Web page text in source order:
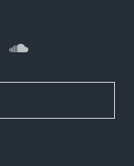
Flickr SoundCloud